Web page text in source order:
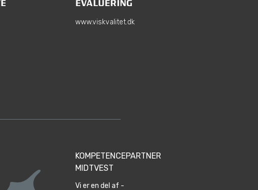
EVALUERING
www.viskvalitet.dk
KOMPETENCEPARTNER
MIDTVEST
Vi er en del af -